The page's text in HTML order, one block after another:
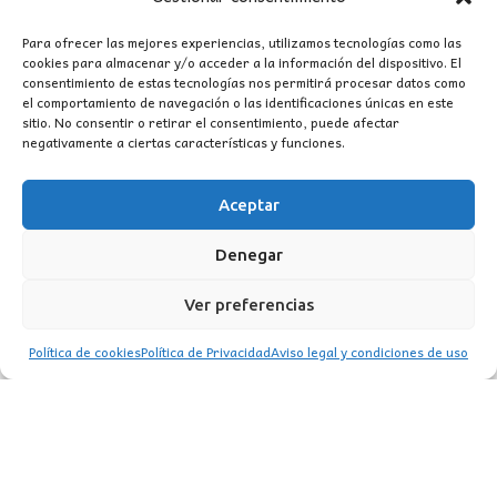
Para ofrecer las mejores experiencias, utilizamos tecnologías como las
cookies para almacenar y/o acceder a la información del dispositivo. El
consentimiento de estas tecnologías nos permitirá procesar datos como
el comportamiento de navegación o las identificaciones únicas en este
sitio. No consentir o retirar el consentimiento, puede afectar
negativamente a ciertas características y funciones.
Aceptar
Denegar
Ver preferencias
Política de cookiesPolítica de PrivacidadAviso legal y condiciones de uso
CONTACTO
Instagram